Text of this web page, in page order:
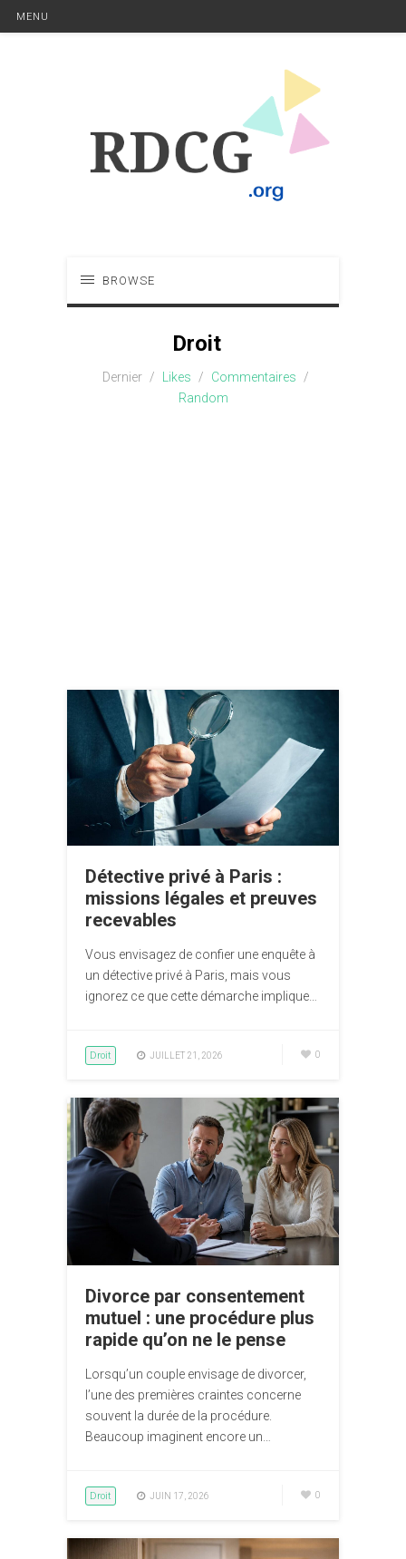
MENU
BROWSE
Droit
Dernier / Likes / Commentaires
/
Random
Détective privé à Paris :
missions légales et preuves
recevables
Vous envisagez de confier une enquête à
un détective privé à Paris, mais vous
ignorez ce que cette démarche implique…
Droit JUILLET 21, 2026 0
Divorce par consentement
mutuel : une procédure plus
rapide qu’on ne le pense
Lorsqu’un couple envisage de divorcer,
l’une des premières craintes concerne
souvent la durée de la procédure.
Beaucoup imaginent encore un…
Droit JUIN 17, 2026 0